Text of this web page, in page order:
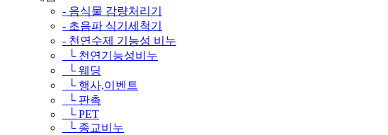
- 음식물 감량처리기
- 초음파 식기세척기
- 천연수제 기능성 비누
└ 천연기능성비누
└ 웨딩
└ 행사,이벤트
└ 판촉
└ PET
└ 종교비누